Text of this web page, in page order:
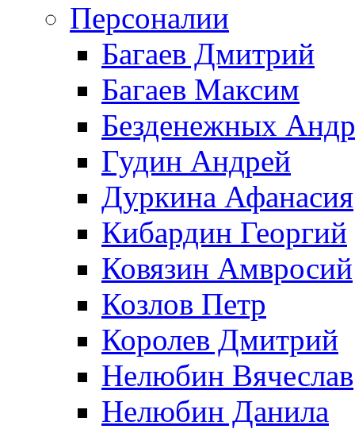
Персоналии
Багаев Дмитрий
Багаев Максим
Безденежных
Гудин Андрей
Дуркина Афанасия
Кибардин Георгий
Ковязин Амвросий
Козлов Петр
Королев Дмитрий
Нелюбин Вячеслав
Нелюбин Данила